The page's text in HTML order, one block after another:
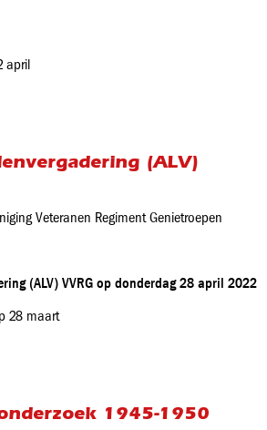
april
(ALV)
Veteranen Regiment Genietroepen
(ALV) VVRG op donderdag 28 april 2022
28 maart
1945-1950